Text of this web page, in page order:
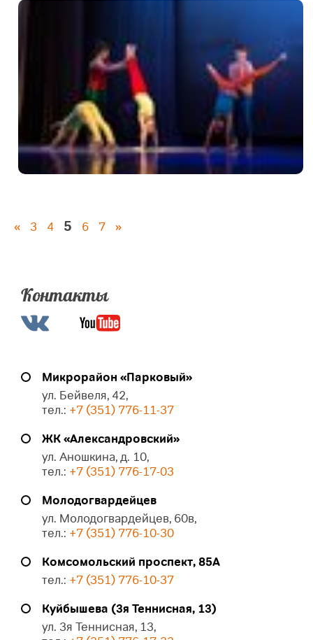
« 3 4 5 6 7 »
Контакты
Микрорайон «Парковый»
ул. Бейвеля, 42,
тел.: +7 (351) 776-11-37
ЖК «Александровский»
ул. Аношкина, д. 10,
тел.: +7 (351) 776-17-03
Молодогвардейцев
ул. Молодогвардейцев, 60в,
тел.: +7 (351) 776-10-30
Комсомольский проспект, 85А
тел.: +7 (351) 776-10-37
Куйбышева (3я Теннисная, 13)
ул. 3я Теннисная, 13,